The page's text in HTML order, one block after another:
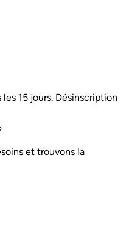
15 jours. Désinscription
et trouvons la